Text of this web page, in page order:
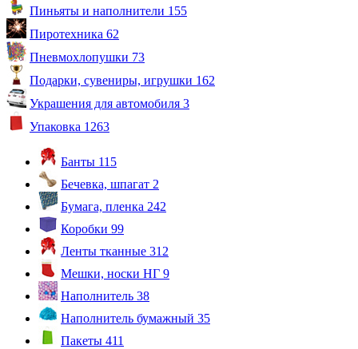
Пиньяты и наполнители 155
Пиротехника 62
Пневмохлопушки 73
Подарки, сувениры, игрушки 162
Украшения для автомобиля 3
Упаковка 1263
Банты 115
Бечевка, шпагат 2
Бумага, пленка 242
Коробки 99
Ленты тканные 312
Мешки, носки НГ 9
Наполнитель 38
Наполнитель бумажный 35
Пакеты 411